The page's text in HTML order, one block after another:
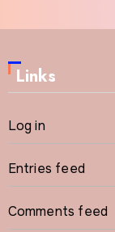
Links
Log in
Entries feed
Comments feed